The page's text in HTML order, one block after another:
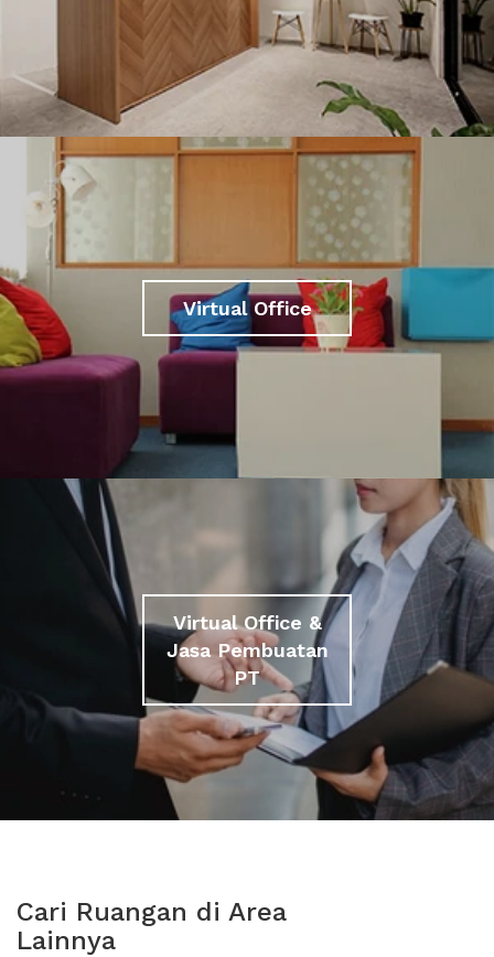
Virtual Office
Virtual Office &
Jasa Pembuatan
PT
Cari Ruangan di Area
Lainnya